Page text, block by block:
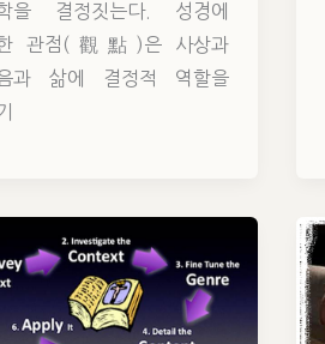
을 결정짓는다. 성경에
관점(觀點)은 사상과
과 삶에 결정적 역할을